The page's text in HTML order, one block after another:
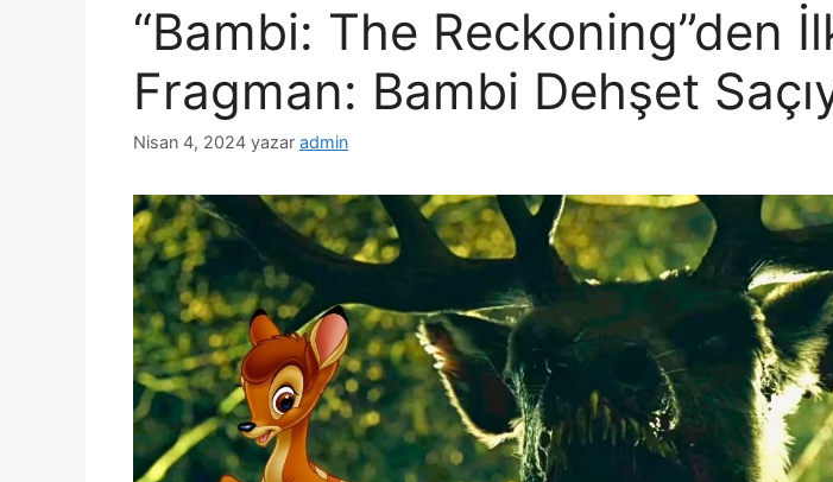
“Bambi: The Reckoning”den
Fragman: Bambi Dehşet
Nisan 4, 2024 yazar admin